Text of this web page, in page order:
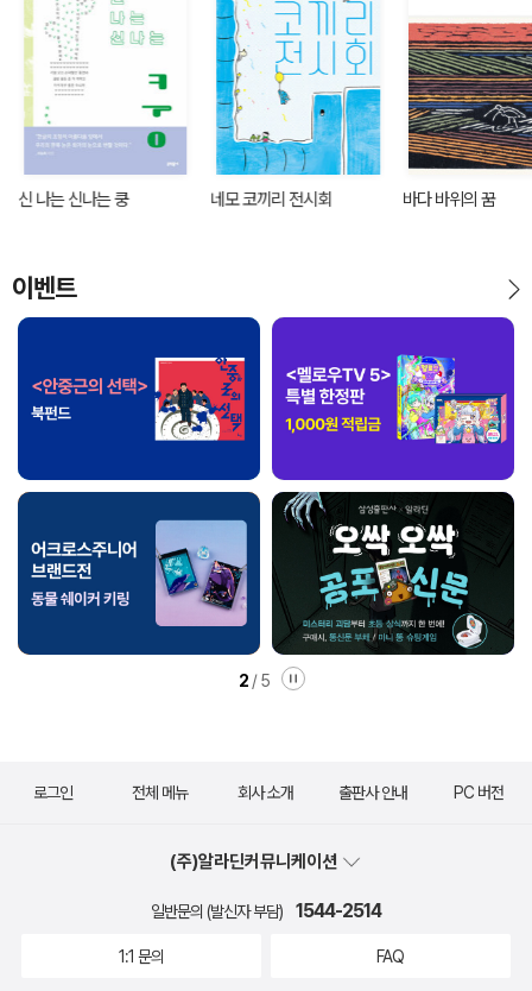
신 나는 신나는 쿵 네모 코끼리 전시회 바다 바위의 꿈
이벤트
2 /5
로그인 전체 메뉴 회사 소개 출판사 안내 PC 버전
(주)알라딘커뮤니케이션
일반문의 (발신자 부담) 1544-2514
1:1 문의 FAQ